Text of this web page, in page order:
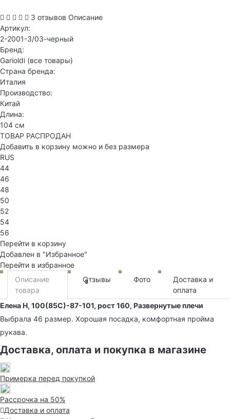
3 отзывов Описание
Артикул:
2-2001-3/03-черный
Бренд:
Garioldi (все товары)
Страна бренда:
Италия
Производство:
Китай
Длина:
104 см
ТОВАР РАСПРОДАН
Добавить в корзину можно и без размера
RUS
44
46
48
50
52
54
56
Перейти в корзину
Добавлен в "Избранное"
Перейти в избранное
Описание
товара
Отзывы
3 Фото
Доставка и
оплата
Елена Н, 100(85С)-87-101, рост 160, Развернутые плечи
Выбрала 46 размер. Хорошая посадка, комфортная пройма
рукава.
Доставка, оплата и покупка в магазине
Примерка перед покупкой
Рассрочка на 50%
Доставка и оплата